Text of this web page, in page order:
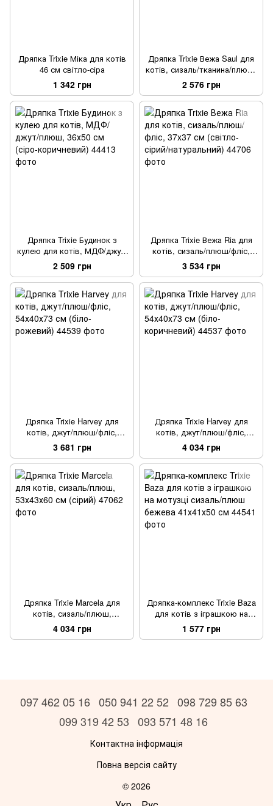
Дряпка Trixie Міка для котів
46 см світло-сіра
1 342 грн
Дряпка Trixie Вежа Saul для
котів, сизаль/тканина/плюш/
фліс, 39х39х64 см (сірий/
білий)
2 576 грн
Дряпка Trixie Будинок з
кулею для котів, МДФ/джут/
плюш, 36х50 см (сіро-
коричневий)
2 509 грн
Дряпка Trixie Вежа Ria для
котів, сизаль/плюш/фліс,
37х37 см (світло-сірий/
натуральний)
3 534 грн
Дряпка Trixie Harvey для
котів, джут/плюш/фліс,
54х40х73 см (біло-рожевий)
3 681 грн
Дряпка Trixie Harvey для
котів, джут/плюш/фліс,
54х40х73 см (біло-
коричневий)
4 034 грн
Дряпка Trixie Marcela для
котів, сизаль/плюш,
53х43х60 см (сірий)
4 034 грн
Дряпка-комплекс Trixie Baza
для котів з іграшкою на
мотузці сизаль/плюш бежева
41х41х50 см
1 577 грн
097 462 05 16 050 941 22 52 098 729 85 63
099 319 42 53 093 571 48 16
Контактна інформація
Повна версія сайту
© 2026